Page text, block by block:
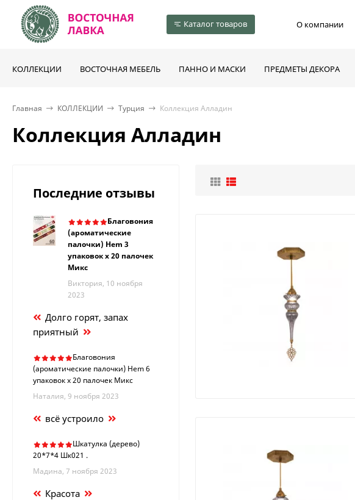
Каталог товаров О компании
КОЛЛЕКЦИИ ВОСТОЧНАЯ МЕБЕЛЬ ПАННО И МАСКИ ПРЕДМЕТЫ ДЕКОРА
Главная КОЛЛЕКЦИИ Турция Коллекция Алладин
Коллекция Алладин
Последние отзывы
Благовония
(ароматические
палочки) Hem 3
упаковок х 20 палочек
Микс
Виктория, 10 ноября
2023
Долго горят, запах
приятный
Благовония
(ароматические палочки) Hem 6
упаковок х 20 палочек Микс
Наталия, 9 ноября 2023
всё устроило
Шкатулка (дерево)
20*7*4 Шк021 .
Мадина, 7 ноября 2023
Красота